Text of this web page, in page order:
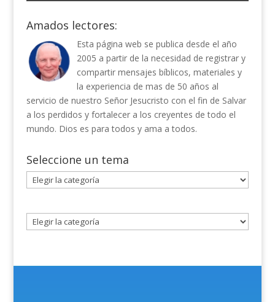
Amados lectores:
Esta página web se publica desde el año
2005 a partir de la necesidad de registrar y
compartir mensajes bíblicos, materiales y
la experiencia de mas de 50 años al
servicio de nuestro Señor Jesucristo con el fin de Salvar
a los perdidos y fortalecer a los creyentes de todo el
mundo. Dios es para todos y ama a todos.
Seleccione un tema
Seleccione
un